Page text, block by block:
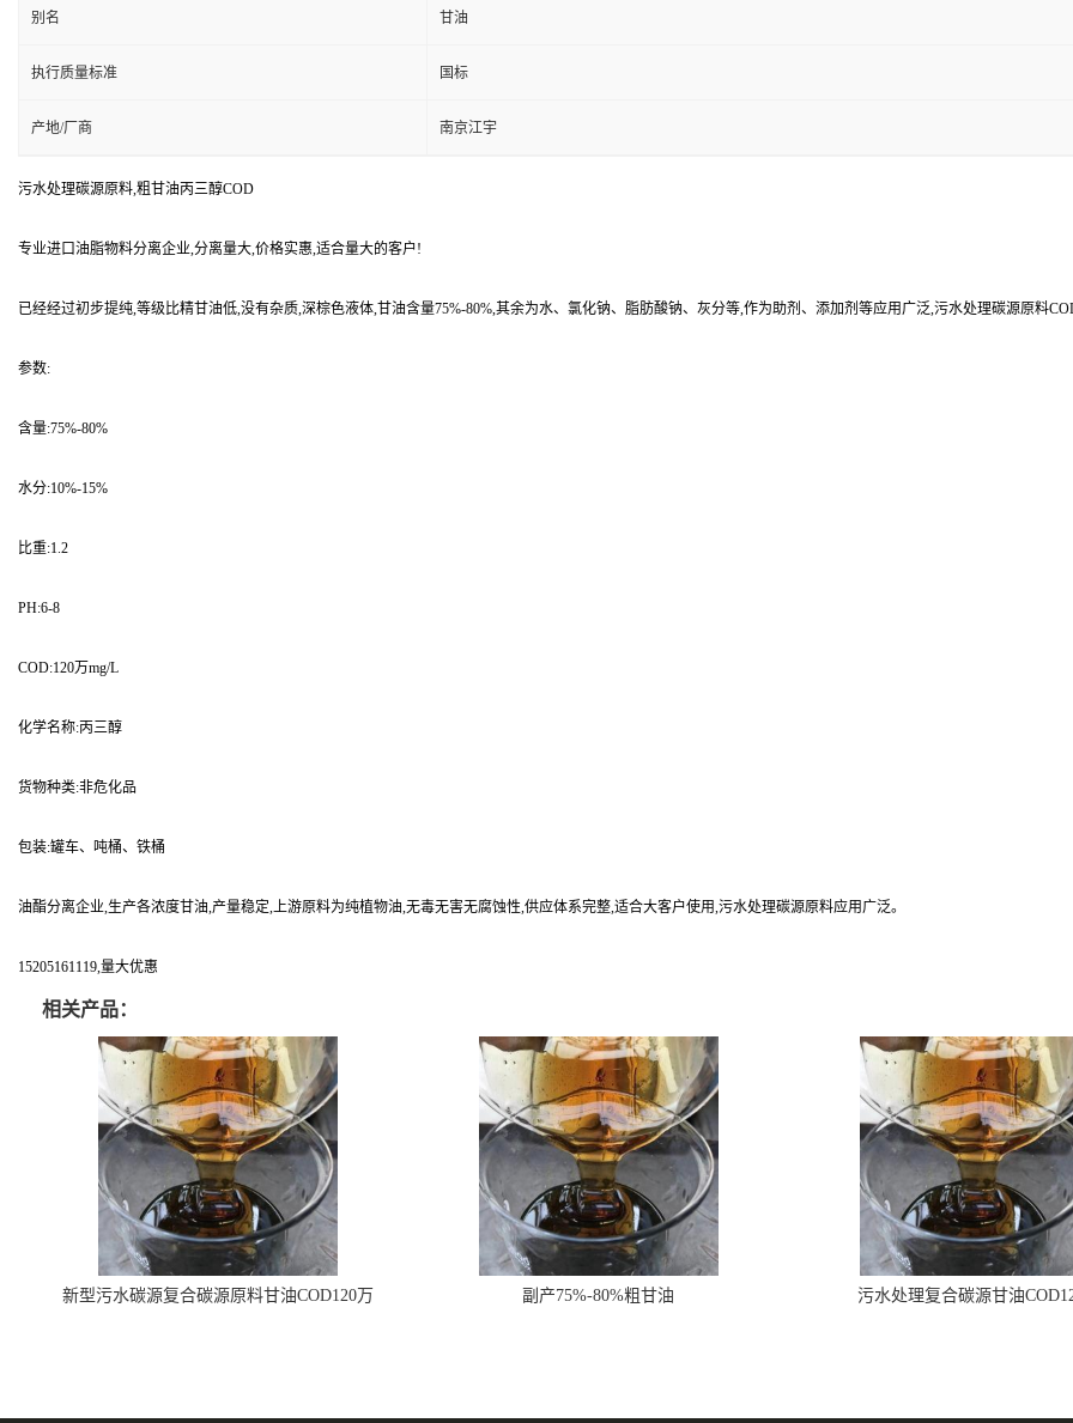
别名 甘油
执行质量标准 国标
产地/厂商 南京江宇
污水处理碳源原料,粗甘油丙三醇COD
专业进口油脂物料分离企业,分离量大,价格实惠,适合量大的客户!
已经经过初步提纯,等级比精甘油低,没有杂质,深棕色液体,甘油含量75%-80%,其余为水、氯化钠、脂肪酸钠、灰分等,作为助剂、添加剂等应用广泛,污水处理碳源原料
参数:
含量:75%-80%
水分:10%-15%
比重:1.2
PH:6-8
COD:120万mg/L
化学名称:丙三醇
货物种类:非危化品
包装:罐车、吨桶、铁桶
油酯分离企业,生产各浓度甘油,产量稳定,上游原料为纯植物油,无毒无害无腐蚀性,供应体系完整,适合大客户使用,污水处理碳源原料应用广泛。
15205161119,量大优惠
相关产品：
新型污水碳源复合碳源原料甘油COD120万 副产75%-80%粗甘油 污水处理复合碳源甘油